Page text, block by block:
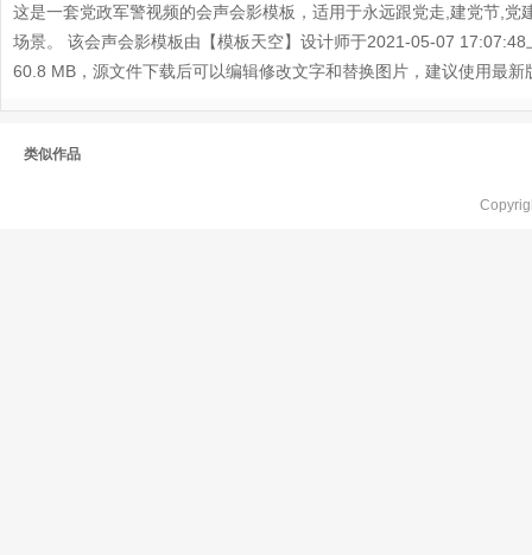
这是一套党政军警视频的会声会影模板，适用于永远跟党走,建党节,
场景。 该会声会影模板由【模板天空】设计师于2021-05-07
60.8 MB，源文件下载后可以编辑修改文字和替换图片，建议使用最新
类似作品